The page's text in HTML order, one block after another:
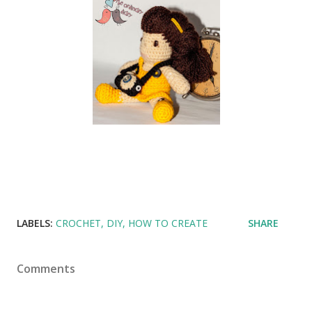
LABELS: CROCHET DIY HOW TO CREATE SHARE
Comments